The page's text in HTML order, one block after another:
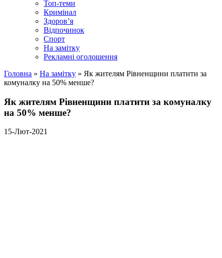
Топ-теми
Кримінал
Здоров’я
Відпочинок
Спорт
На замітку
Рекламні оголошення
Головна » На замітку » Як жителям Рівненщини платити за
комуналку на 50% менше?
Як жителям Рівненщини платити за комуналку
на 50% менше?
15-Лют-2021